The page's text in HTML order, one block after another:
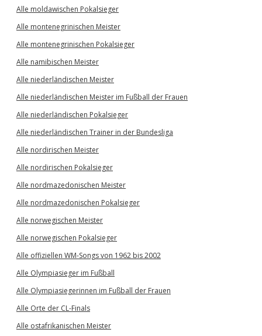
Alle moldawischen Pokalsieger
Alle montenegrinischen Meister
Alle montenegrinischen Pokalsieger
Alle namibischen Meister
Alle niederländischen Meister
Alle niederländischen Meister im Fußball der Frauen
Alle niederländischen Pokalsieger
Alle niederländischen Trainer in der Bundesliga
Alle nordirischen Meister
Alle nordirischen Pokalsieger
Alle nordmazedonischen Meister
Alle nordmazedonischen Pokalsieger
Alle norwegischen Meister
Alle norwegischen Pokalsieger
Alle offiziellen WM-Songs von 1962 bis 2002
Alle Olympiasieger im Fußball
Alle Olympiasiegerinnen im Fußball der Frauen
Alle Orte der CL-Finals
Alle ostafrikanischen Meister